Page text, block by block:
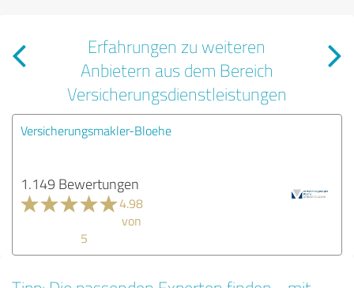
Erfahrungen zu weiteren
Anbietern aus dem Bereich
Versicherungsdienstleistungen
Versicherungsmakler-Bloehe
1.149 Bewertungen
4.98
von
5